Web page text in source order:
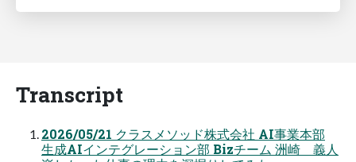
Transcript
2026/05/21 クラスメソッド株式会社 AI事業本部
⽣成AIインテグレーション部 Bizチーム 洲崎 義⼈